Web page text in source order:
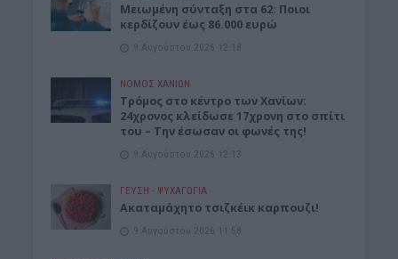
Μειωμένη σύνταξη στα 62: Ποιοι
κερδίζουν έως 86.000 ευρώ
9 Αυγούστου 2026 12:18
ΝΟΜΌΣ ΧΑΝΊΩΝ
Τρόμος στο κέντρο των Χανίων:
24χρονος κλείδωσε 17χρονη στο σπίτι
του – Την έσωσαν οι φωνές της!
9 Αυγούστου 2026 12:13
ΓΕΎΣΗ - ΨΥΧΑΓΩΓΊΑ
Ακαταμάχητο τσιζκέικ καρπουζι!
9 Αυγούστου 2026 11:58